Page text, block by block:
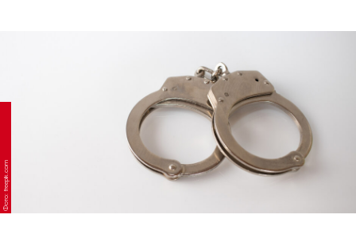
Фото: freepik.com